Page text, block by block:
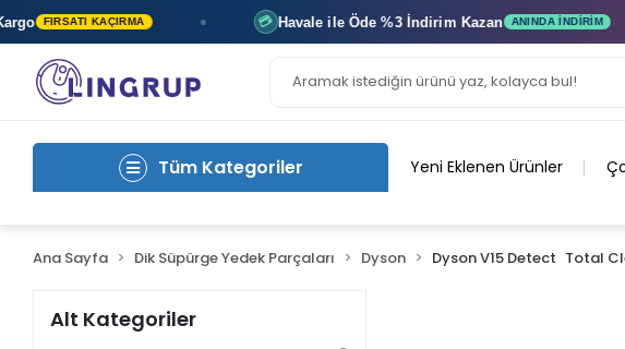
FIRSATI KAÇIRMA Havale ile Öde%3 İndirimKazan ANINDA İNDIRIM
Tüm Kategoriler Yeni Eklenen Ürünler
Ana Sayfa Dik Süpürge Yedek Parçaları Dyson Dyson V15 Detect Total
Alt Kategoriler